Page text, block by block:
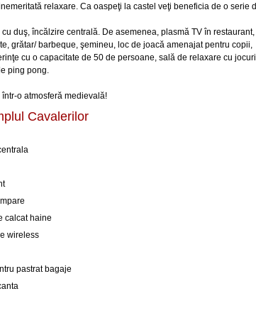
relaxare. Ca oaspeţi la castel veţi beneficia de o serie
duş, încălzire centrală. De asemenea, plasmă TV în restaurant,
grătar/ barbeque, şemineu, loc de joacă amenajat pentru copii,
cu o capacitate de 50 de persoane, sală de relaxare cu
ping pong.
o atmosferă medievală!
Cavalerilor
calcat haine
wireless
pastrat bagaje